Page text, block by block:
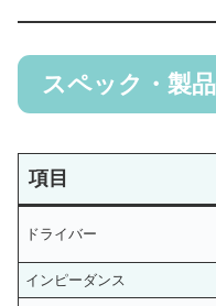
スペック・製
項目
ドライバー
インピーダンス